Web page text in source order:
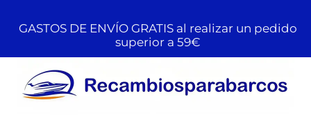
GASTOS DE ENVÍO GRATIS al realizar un pedido
superior a 59€